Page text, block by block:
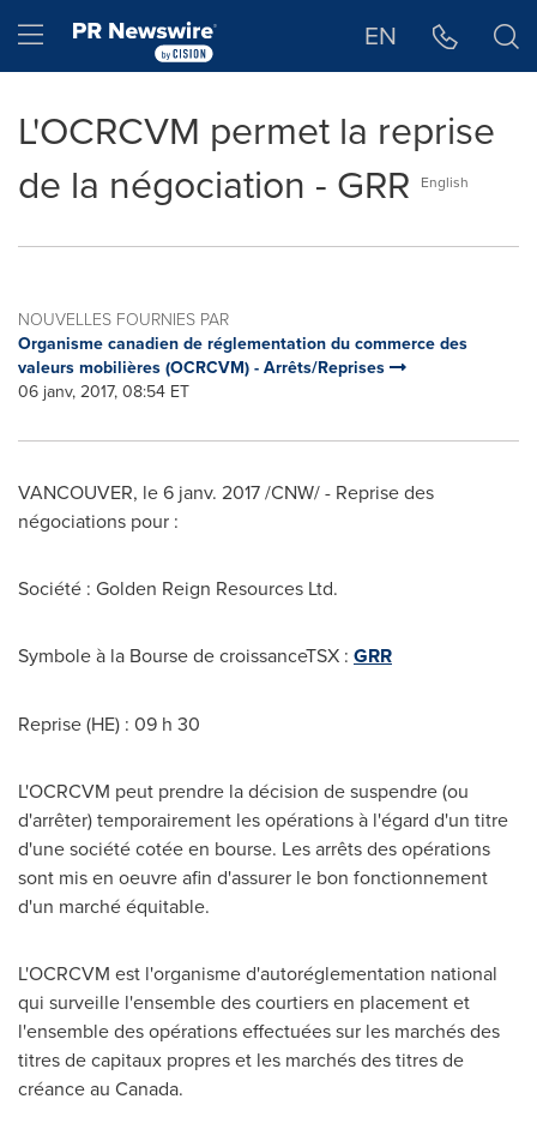
Hamburger menu EN
L'OCRCVM permet la reprise
de la négociation - GRR
English
NOUVELLES FOURNIES PAR
Organisme canadien de réglementation du commerce des
valeurs mobilières (OCRCVM) - Arrêts/Reprises
06 janv, 2017, 08:54 ET
VANCOUVER, le 6 janv. 2017 /CNW/ - Reprise des
négociations pour :
Société : Golden Reign Resources Ltd.
Symbole à la Bourse de croissanceTSX : GRR
Reprise (HE) : 09 h 30
L'OCRCVM peut prendre la décision de suspendre (ou
d'arrêter) temporairement les opérations à l'égard d'un titre
d'une société cotée en bourse. Les arrêts des opérations
sont mis en oeuvre afin d'assurer le bon fonctionnement
d'un marché équitable.
L'OCRCVM est l'organisme d'autoréglementation national
qui surveille l'ensemble des courtiers en placement et
l'ensemble des opérations effectuées sur les marchés des
titres de capitaux propres et les marchés des titres de
créance au Canada.